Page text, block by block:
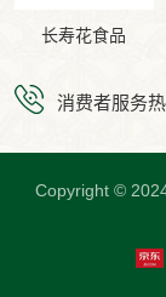
长寿花食品
消费者服务热
Copyright ©